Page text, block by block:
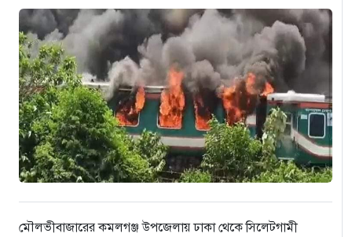
মৌলভীবাজারের কমলগঞ্জ উপজেলায় ঢাকা থেকে সিলেটগামী